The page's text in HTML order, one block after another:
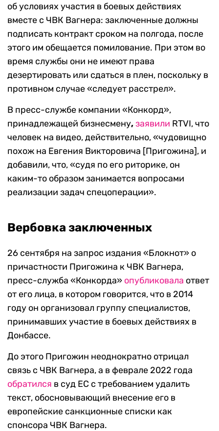
об условиях участия в боевых действиях
вместе с ЧВК Вагнера: заключенные должны
подписать контракт сроком на полгода, после
этого им обещается помилование. При этом во
время службы они не имеют права
дезертировать или сдаться в плен, поскольку в
противном случае «следует расстрел».
В пресс-службе компании «Конкорд»,
принадлежащей бизнесмену,заявили RTVI, что
человек на видео, действительно, «чудовищно
похож на Евгения Викторовича [Пригожина], и
добавили, что, «судя по его риторике, он
каким-то образом занимается вопросами
реализации задач cпецоперации».
Вербовка заключенных
26 сентября на запрос издания «Блокнот» о
причастности Пригожина к ЧВК Вагнера,
пресс-служба «Конкорда» опубликовала ответ
от его лица, в котором говорится, что в 2014
году он организовал группу специалистов,
принимавших участие в боевых действиях в
Донбассе.
До этого Пригожин неоднократно отрицал
связь с ЧВК Вагнера, а в феврале 2022 года
обратился в суд ЕС с требованием удалить
текст, обосновывающий внесение его в
европейские санкционные списки как
спонсора ЧВК Вагнера.